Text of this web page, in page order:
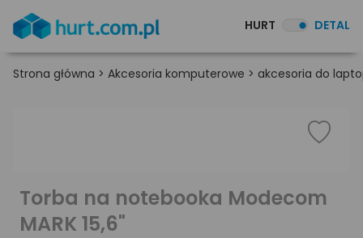
HURT DETAL
Strona główna > Akcesoria komputerowe > akcesoria do
Torba na notebooka Modecom
MARK 15,6"